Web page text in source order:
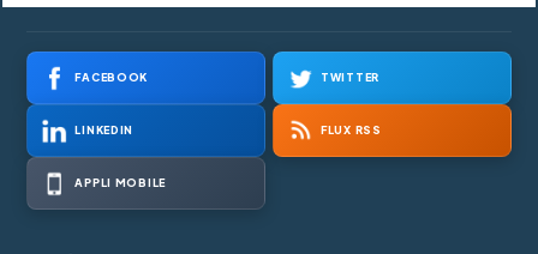
FACEBOOK TWITTER
LINKEDIN FLUX RSS
APPLI MOBILE